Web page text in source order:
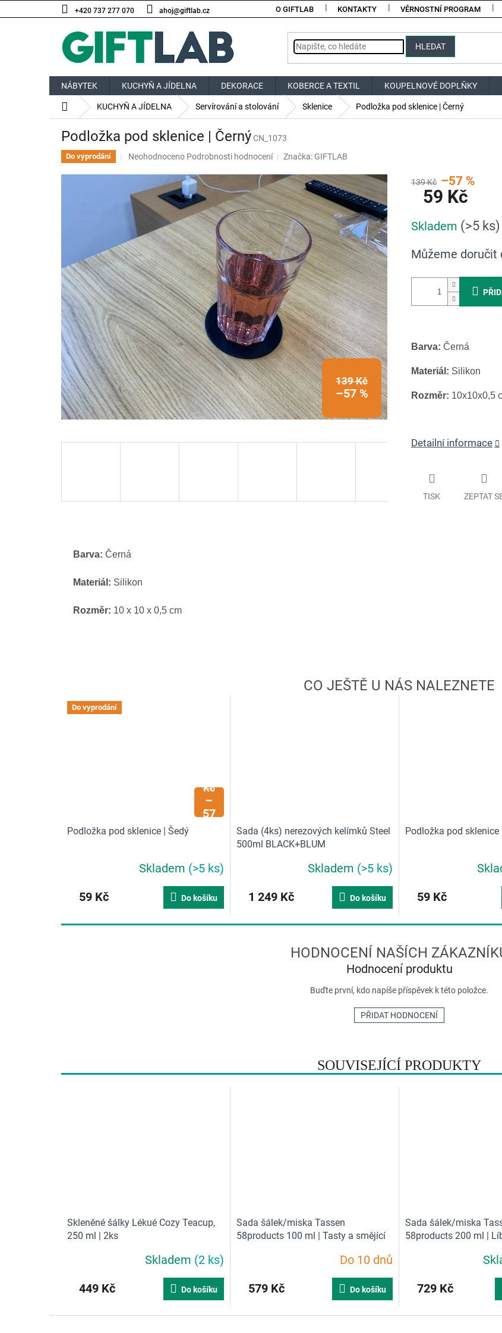
na
+420 737 277 070 ahoj@giftlab.cz O GIFTLAB KONTAKTY VĚRNOSTNÍ PROGRAM
HLEDAT
NÁBYTEK KUCHYŇ A JÍDELNA DEKORACE KOBERCE A TEXTIL KOUPELNOVÉ DOPLŇKY
Domů KUCHYŇ A JÍDELNA Servírování a stolování Sklenice Podložka pod sklenice | Černý
Podložka pod sklenice | ČernýCN_1073
Do vyprodání
Průměrné
0,0
hvězdiček.
Neohodnoceno Podrobnosti hodnocení Značka: GIFTLAB
139 Kč
–57 %
139 Kč –57 %
59 Kč
cena:
Skladem (>5 ks)
Můžeme doručit
Barva: Černá
Materiál: Silikon
Rozměr: 10x10x0,5
Detailní informace
TISK ZEPTAT
SOUVISEJÍCÍ PRODUKTY
Skleněné šálky Lékué Cozy Teacup,
250 ml | 2ks
produktu
z
Skladem (2 ks)
449 Kč
Do košíku
Sada šálek/miska Tassen
58products 100 ml | Tasty a smějící
Do 10 dnů
579 Kč
Do košíku
Sada šálek/miska
58products 200 ml |
produktu
z
729 Kč
Barva: Černá
Materiál: Silikon
Rozměr: 10 x 10 x 0,5 cm
Do vyprodání
Kč
–
57
Podložka pod sklenice | Šedý
Skladem (>5 ks)
59 Kč
Do košíku
Sada (4ks) nerezových kelímků Steel
500ml BLACK+BLUM
Skladem (>5 ks)
1 249 Kč
Do košíku
Podložka pod sklenice
59 Kč
Hodnocení produktu
Buďte první, kdo napíše příspěvek k této položce.
PŘIDAT HODNOCENÍ